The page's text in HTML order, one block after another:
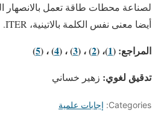
لصناعة محطات طاقة تعمل بالانصهار
أيضا معنى نفس الكلمة بالاتينية، ITER.
المراجع: (1)، (2) ، (3) ، (4) ، (5
)
تدقيق لغوي: زهير خساني
Categories: إجابات علمية